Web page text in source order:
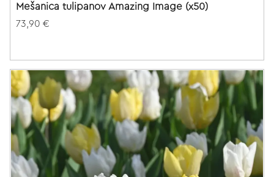
Mešanica tulipanov Amazing Image (x50)
73,90 €